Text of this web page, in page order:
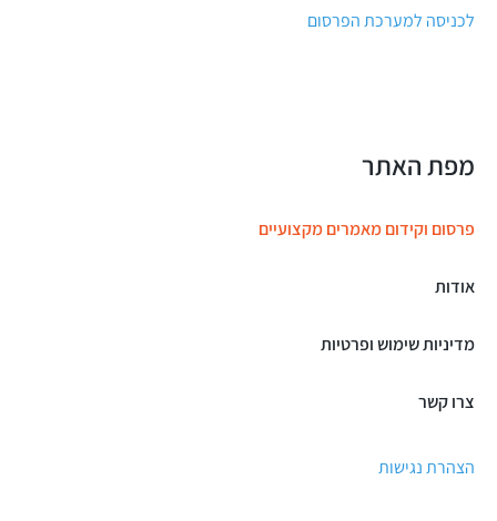
לכניסה למערכת הפרסום
מפת האתר
פרסום וקידום מאמרים מקצועיים
אודות
מדיניות שימוש ופרטיות
צרו קשר
הצהרת נגישות